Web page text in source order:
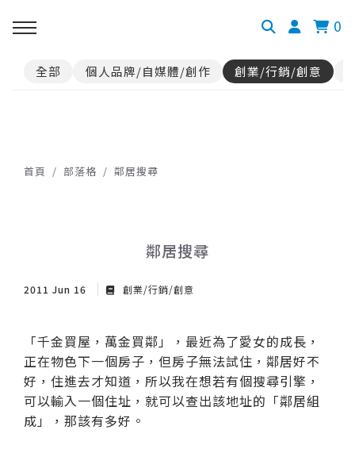
0
全部 個人品牌/自媒體/創作 創業/行銷/創意
首頁 部落格 鄰居搜尋
鄰居搜尋
2011 Jun 16 創業/行銷/創意
「千金買屋，萬金買鄰」，最近為了愛女的成長，
正在物色下一個房子，但房子無法試住，鄰居好不
好，住進去才知道，所以我在想若有個搜尋引擎，
可以輸入一個住址，就可以查出該地址的「鄰居組
成」，那該有多好。